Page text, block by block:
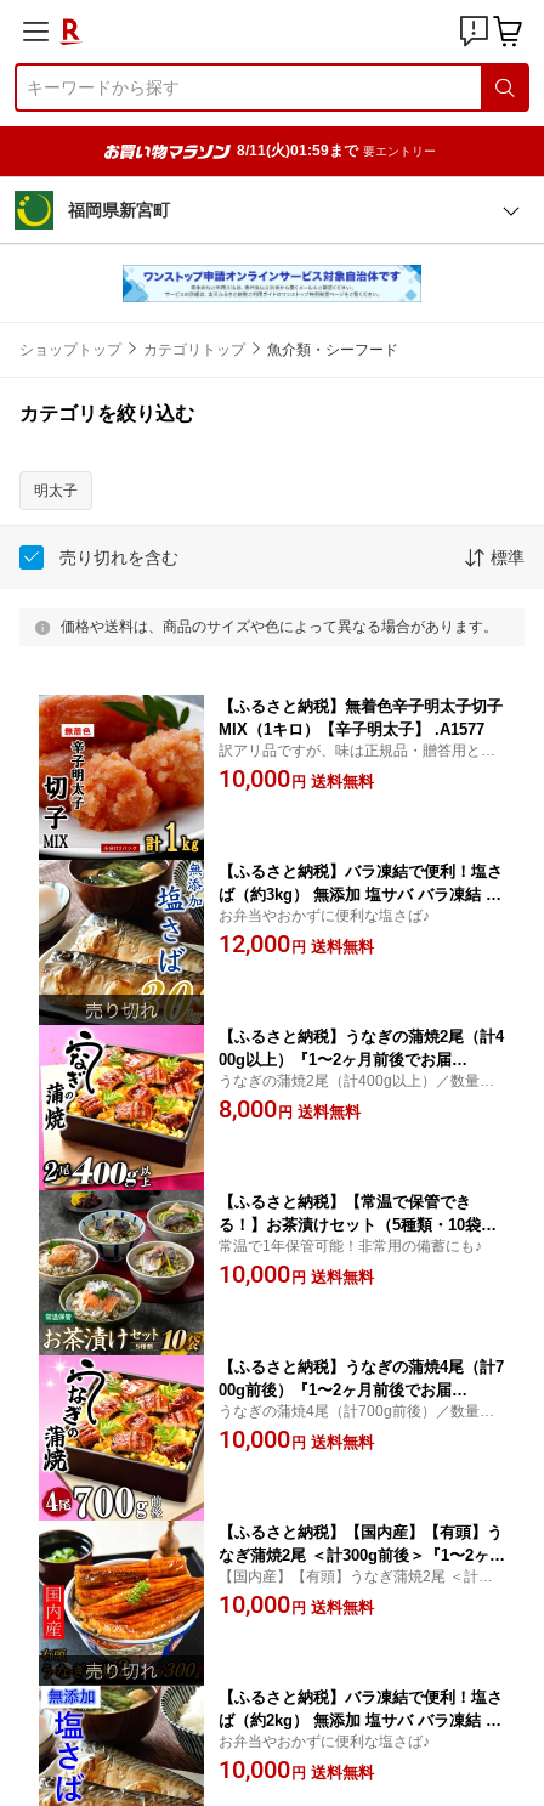
8/11(火)01:59まで 要エントリー
福岡県新宮町
ショップトップ カテゴリトップ 魚介類・シーフード
カテゴリを絞り込む
明太子
売り切れを含む 標準
価格や送料は、商品のサイズや色によって異なる場合があります。
【ふるさと納税】無着色辛子明太子切子
MIX（1キロ）【辛子明太子】 .A1577
訳アリ品ですが、味は正規品・贈答用と同
じです♪
10,000 円 送料無料
【ふるさと納税】バラ凍結で便利！塩さ
ば（約3kg） 無添加 塩サバ バラ凍結 大
容量 鯖 さば お弁当.AB182
お弁当やおかずに便利な塩さば♪
12,000 円 送料無料
【ふるさと納税】うなぎの蒲焼2尾（計4
00g以上）『1〜2ヶ月前後でお届
け！！』 鰻 たれ 山椒.ZH151
うなぎの蒲焼2尾（計400g以上）／数量限
定
8,000 円 送料無料
【ふるさと納税】【常温で保管でき
る！】お茶漬けセット（5種類・10袋）.
A1402
常温で1年保管可能！非常用の備蓄にも♪
10,000 円 送料無料
【ふるさと納税】うなぎの蒲焼4尾（計7
00g前後）『1〜2ヶ月前後でお届
け！！』 鰻 たれ 山椒 .A1420
うなぎの蒲焼4尾（計700g前後）／数量限
定
10,000 円 送料無料
【ふるさと納税】【国内産】【有頭】う
なぎ蒲焼2尾 ＜計300g前後＞『1〜2ヶ月
前後でお届け！！』 鰻 たれ 山椒．A14
23
【国内産】【有頭】うなぎ蒲焼2尾 ＜計300
g前後＞
10,000 円 送料無料
【ふるさと納税】バラ凍結で便利！塩さ
ば（約2kg） 無添加 塩サバ バラ凍結 大
容量 鯖 さば お弁当.A1424
お弁当やおかずに便利な塩さば♪
10,000 円 送料無料